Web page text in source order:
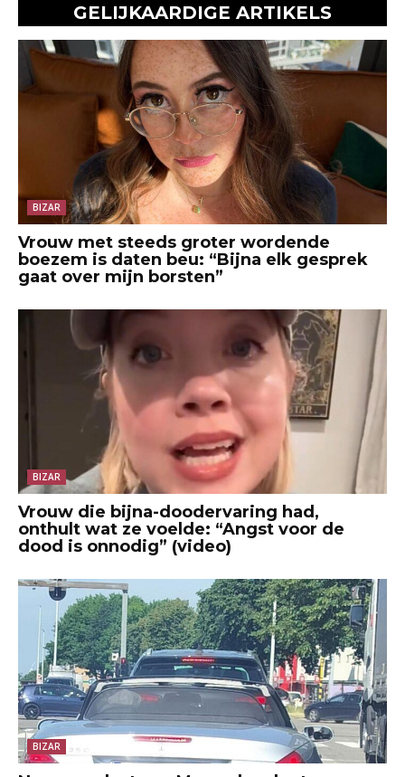
GELIJKAARDIGE ARTIKELS
BIZAR
Vrouw met steeds groter wordende
boezem is daten beu: “Bijna elk gesprek
gaat over mijn borsten”
BIZAR
Vrouw die bijna-doodervaring had,
onthult wat ze voelde: “Angst voor de
dood is onnodig” (video)
BIZAR